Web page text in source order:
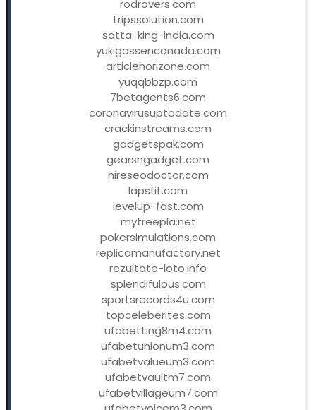
rodrovers.com
tripssolution.com
satta-king-india.com
yukigassencanada.com
articlehorizone.com
yuqqbbzp.com
7betagents6.com
coronavirusuptodate.com
crackinstreams.com
gadgetspak.com
gearsngadget.com
hireseodoctor.com
lapsfit.com
levelup-fast.com
mytreepla.net
pokersimulations.com
replicamanufactory.net
rezultate-loto.info
splendifulous.com
sportsrecords4u.com
topceleberites.com
ufabetting8m4.com
ufabetunionum3.com
ufabetvalueum3.com
ufabetvaultm7.com
ufabetvillageum7.com